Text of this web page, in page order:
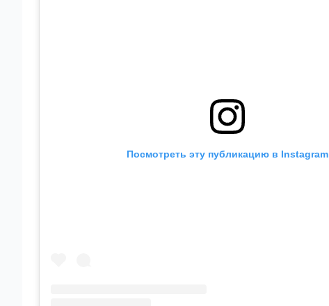
Посмотреть эту публикацию в Instagram